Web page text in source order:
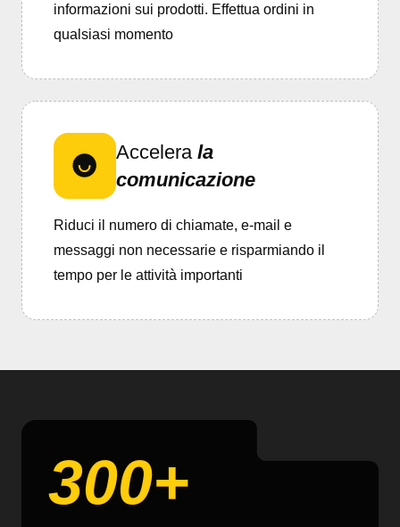
informazioni sui prodotti. Effettua ordini in
qualsiasi momento
Accelerala
comunicazione
Riduci il numero di chiamate, e-mail e
messaggi non necessarie e risparmiando il
tempo per le attività importanti
300+